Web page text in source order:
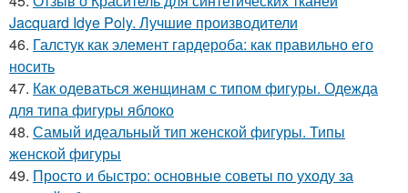
Jacquard Idye Poly. Лучшие производители
46. Галстук как элемент гардероба: как правильно его
носить
47. Как одеваться женщинам с типом фигуры. Одежда
для типа фигуры яблоко
48. Самый идеальный тип женской фигуры. Типы
женской фигуры
49. Просто и быстро: основные советы по уходу за